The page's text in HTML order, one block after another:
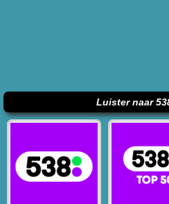
Luister naar